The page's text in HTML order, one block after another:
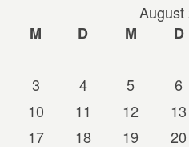
August
M
D M D
3
4 5 6
10
11 12 13
17
18 19 20